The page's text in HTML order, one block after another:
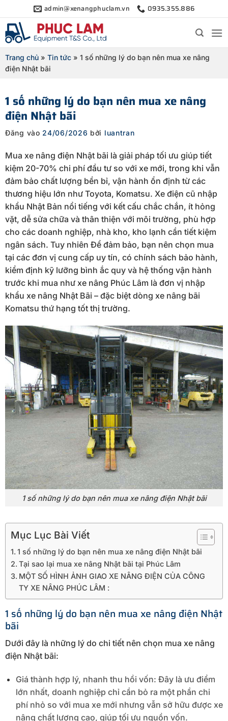
qua
nội
dung
admin@xenangphuclam.vn 0935.355.886
Trang chủ » Tin tức » 1 số những lý do bạn nên mua xe nâng
điện Nhật bãi
1 số những lý do bạn nên mua xe nâng
điện Nhật bãi
Đăng vào 24/06/2026 bởi luantran
Mua xe nâng điện Nhật bãi là giải pháp tối ưu giúp tiết
kiệm 20-70% chi phí đầu tư so với xe mới, trong khi vẫn
đảm bảo chất lượng bền bỉ, vận hành ổn định từ các
thương hiệu lớn như Toyota, Komatsu. Xe điện cũ nhập
khẩu Nhật Bản nổi tiếng với kết cấu chắc chắn, ít hỏng
vặt, dễ sửa chữa và thân thiện với môi trường, phù hợp
cho các doanh nghiệp, nhà kho, kho lạnh cần tiết kiệm
ngân sách. Tuy nhiên Để đảm bảo, bạn nên chọn mua
tại các đơn vị cung cấp uy tín, có chính sách bảo hành,
kiểm định kỹ lưỡng bình ắc quy và hệ thống vận hành
trước khi mua như xe nâng Phúc Lâm là đơn vị nhập
khẩu xe nâng Nhật Bãi – đặc biệt dòng xe nâng bãi
Komatsu thứ hạng tốt thị trường.
1 số những lý do bạn nên mua xe nâng điện Nhật bãi
Mục Lục Bài Viết
1 số những lý do bạn nên mua xe nâng điện Nhật bãi
Tại sao lại mua xe nâng Nhật bãi tại Phúc Lâm
MỘT SỐ HÌNH ẢNH GIAO XE NÂNG ĐIỆN CỦA CÔNG
TY XE NÂNG PHÚC LÂM :
1 số những lý do bạn nên mua xe nâng điện Nhật
bãi
Dưới đây là những lý do chi tiết nên chọn mua xe nâng
điện Nhật bãi:
Giá thành hợp lý, nhanh thu hồi vốn: Đây là ưu điểm
lớn nhất, doanh nghiệp chỉ cần bỏ ra một phần chi
phí nhỏ so với mua xe mới nhưng vẫn sở hữu được xe
nâng chất lượng cao, giúp tối ưu nguồn vốn.